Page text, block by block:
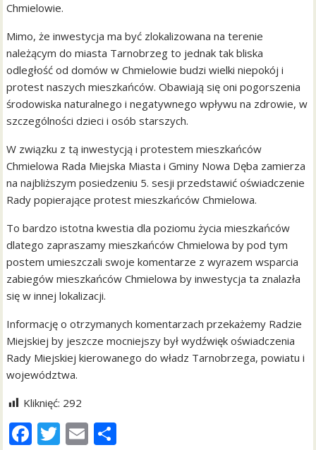
Chmielowie.
Mimo, że inwestycja ma być zlokalizowana na terenie
należącym do miasta Tarnobrzeg to jednak tak bliska
odległość od domów w Chmielowie budzi wielki niepokój i
protest naszych mieszkańców. Obawiają się oni pogorszenia
środowiska naturalnego i negatywnego wpływu na zdrowie, w
szczególności dzieci i osób starszych.
W związku z tą inwestycją i protestem mieszkańców
Chmielowa Rada Miejska Miasta i Gminy Nowa Dęba zamierza
na najbliższym posiedzeniu 5. sesji przedstawić oświadczenie
Rady popierające protest mieszkańców Chmielowa.
To bardzo istotna kwestia dla poziomu życia mieszkańców
dlatego zapraszamy mieszkańców Chmielowa by pod tym
postem umieszczali swoje komentarze z wyrazem wsparcia
zabiegów mieszkańców Chmielowa by inwestycja ta znalazła
się w innej lokalizacji.
Informację o otrzymanych komentarzach przekażemy Radzie
Miejskiej by jeszcze mocniejszy był wydźwięk oświadczenia
Rady Miejskiej kierowanego do władz Tarnobrzega, powiatu i
województwa.
Kliknięć: 292
F T E